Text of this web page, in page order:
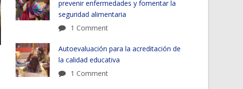
prevenir enfermedades y fomentar la
seguridad alimentaria
1 Comment
Autoevaluación para la acreditación de
la calidad educativa
1 Comment